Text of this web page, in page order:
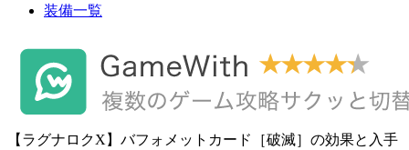
装備一覧
【ラグナロクX】バフォメットカード［破滅］の効果と入手